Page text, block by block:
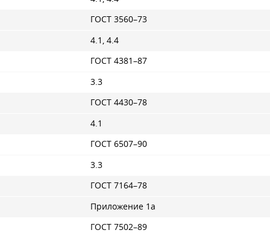
ГОСТ 3560–73
4.1, 4.4
ГОСТ 4381–87
3.3
ГОСТ 4430–78
4.1
ГОСТ 6507–90
3.3
ГОСТ 7164–78
Приложение 1a
ГОСТ 7502–89